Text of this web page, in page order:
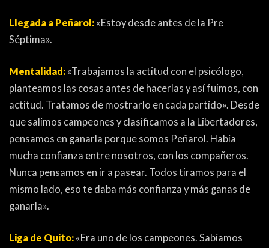
EDITORIALES
Llegada a Peñarol: «Estoy desde antes de la Pre
Séptima».
Mentalidad: «Trabajamos la actitud con el psicólogo,
planteamos las cosas antes de hacerlas y así fuimos, con
actitud. Tratamos de mostrarlo en cada partido». Desde
que salimos campeones y clasificamos a la Libertadores,
pensamos en ganarla porque somos Peñarol. Había
mucha confianza entre nosotros, con los compañeros.
Nunca pensamos en ir a pasear. Todos tiramos para el
mismo lado, eso te daba más confianza y más ganas de
ganarla».
Liga de Quito: «Era uno de los campeones. Sabíamos